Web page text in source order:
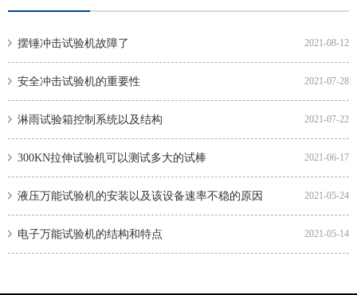
2021-08-12
摆锤冲击试验机故障了
2021-07-28
安全冲击试验机的重要性
2021-07-22
淋雨试验箱控制系统以及结构
2021-06-17
300KN拉伸试验机可以测试多大的试棒
2021-05-24
液压万能试验机的安装以及该设备速率不稳的原因
2021-05-14
电子万能试验机的结构和特点